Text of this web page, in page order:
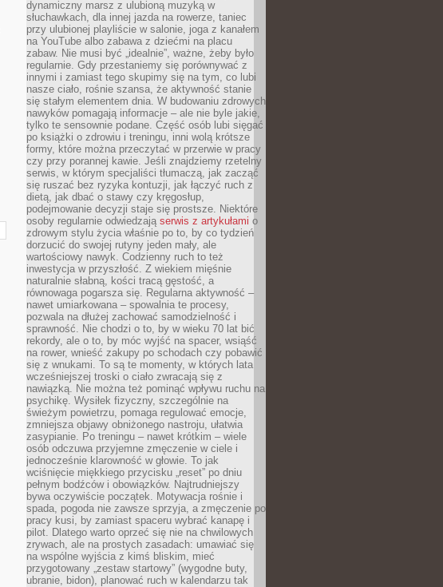
dynamiczny marsz z ulubioną muzyką w
słuchawkach, dla innej jazda na rowerze, taniec
przy ulubionej playliście w salonie, joga z kanałem
na YouTube albo zabawa z dziećmi na placu
zabaw. Nie musi być „idealnie”, ważne, żeby było
regularnie. Gdy przestaniemy się porównywać z
innymi i zamiast tego skupimy się na tym, co lubi
nasze ciało, rośnie szansa, że aktywność stanie
się stałym elementem dnia. W budowaniu zdrowych
nawyków pomagają informacje – ale nie byle jakie,
tylko te sensownie podane. Część osób lubi sięgać
po książki o zdrowiu i treningu, inni wolą krótsze
formy, które można przeczytać w przerwie w pracy
czy przy porannej kawie. Jeśli znajdziemy rzetelny
serwis, w którym specjaliści tłumaczą, jak zacząć
się ruszać bez ryzyka kontuzji, jak łączyć ruch z
dietą, jak dbać o stawy czy kręgosłup,
podejmowanie decyzji staje się prostsze. Niektóre
osoby regularnie odwiedzają serwis z artykułami o
zdrowym stylu życia właśnie po to, by co tydzień
dorzucić do swojej rutyny jeden mały, ale
wartościowy nawyk. Codzienny ruch to też
inwestycja w przyszłość. Z wiekiem mięśnie
naturalnie słabną, kości tracą gęstość, a
równowaga pogarsza się. Regularna aktywność –
nawet umiarkowana – spowalnia te procesy,
pozwala na dłużej zachować samodzielność i
sprawność. Nie chodzi o to, by w wieku 70 lat bić
rekordy, ale o to, by móc wyjść na spacer, wsiąść
na rower, wnieść zakupy po schodach czy pobawić
się z wnukami. To są te momenty, w których lata
wcześniejszej troski o ciało zwracają się z
nawiązką. Nie można też pominąć wpływu ruchu na
psychikę. Wysiłek fizyczny, szczególnie na
świeżym powietrzu, pomaga regulować emocje,
zmniejsza objawy obniżonego nastroju, ułatwia
zasypianie. Po treningu – nawet krótkim – wiele
osób odczuwa przyjemne zmęczenie w ciele i
jednocześnie klarowność w głowie. To jak
wciśnięcie miękkiego przycisku „reset” po dniu
pełnym bodźców i obowiązków. Najtrudniejszy
bywa oczywiście początek. Motywacja rośnie i
spada, pogoda nie zawsze sprzyja, a zmęczenie po
pracy kusi, by zamiast spaceru wybrać kanapę i
pilot. Dlatego warto oprzeć się nie na chwilowych
zrywach, ale na prostych zasadach: umawiać się
na wspólne wyjścia z kimś bliskim, mieć
przygotowany „zestaw startowy” (wygodne buty,
ubranie, bidon), planować ruch w kalendarzu tak